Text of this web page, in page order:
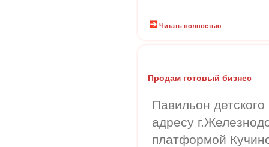
Читать полностью
Продам готовый бизнес
Павильон
адресу
платформой